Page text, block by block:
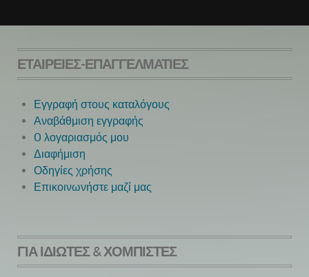
Next
ΕΤΑΙΡΕΊΕΣ-ΕΠΑΓΓΕΛΜΑΤΊΕΣ
Εγγραφή στους καταλόγους
Αναβάθμιση εγγραφής
O λογαριασμός μου
Διαφήμιση
Οδηγίες χρήσης
Επικοινωνήστε μαζί μας
ΓΙΑ ΙΔΙΏΤΕΣ & ΧΟΜΠΊΣΤΕΣ